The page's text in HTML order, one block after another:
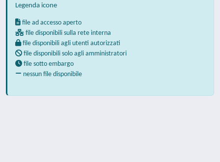
Legenda icone
file ad accesso aperto
file disponibili sulla rete interna
file disponibili agli utenti autorizzati
file disponibili solo agli amministratori
file sotto embargo
nessun file disponibile